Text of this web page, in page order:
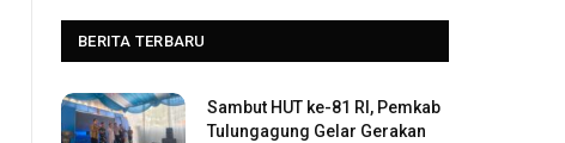
BERITA TERBARU
Sambut HUT ke-81 RI, Pemkab
Tulungagung Gelar Gerakan